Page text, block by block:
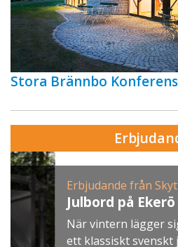
Stora Brännbo
Erbjudande från Skytteholm
Julbord på Ekerö
När vintern lägger sig över
ett klassiskt svenskt julbord